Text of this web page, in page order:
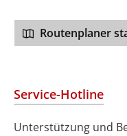
Routenplaner
Service-Hotline
Unterstützung und